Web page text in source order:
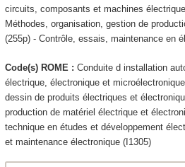
circuits, composants et machines
Méthodes, organisation, gestion de
(255p) - Contrôle, essais, maintenance en
Code(s) ROME : Conduite d installation
électrique, électronique et
dessin de produits électriques et
production de matériel électrique et
technique en études et développement
et maintenance électronique (I1305)